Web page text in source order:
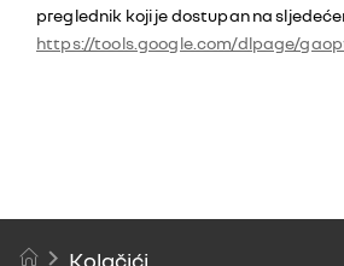
preglednik koji je dostupan na
https://tools.google.com/dlpage/
Kolačići